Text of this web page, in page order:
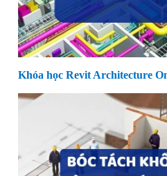
Khóa học Revit Architecture